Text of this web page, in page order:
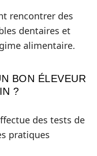
rencontrer des
dentaires et
alimentaire.
BON ÉLEVEUR
?
des tests de
pratiques